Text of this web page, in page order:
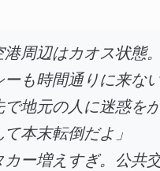
港周辺はカオス状態
ーも時間通りに来ない
で地元の人に迷惑を
本末転倒だよ」
カー増えすぎ。公共